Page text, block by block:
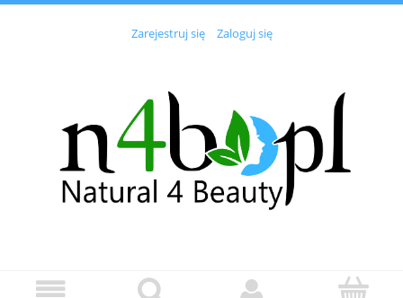
Zarejestruj się Zaloguj się